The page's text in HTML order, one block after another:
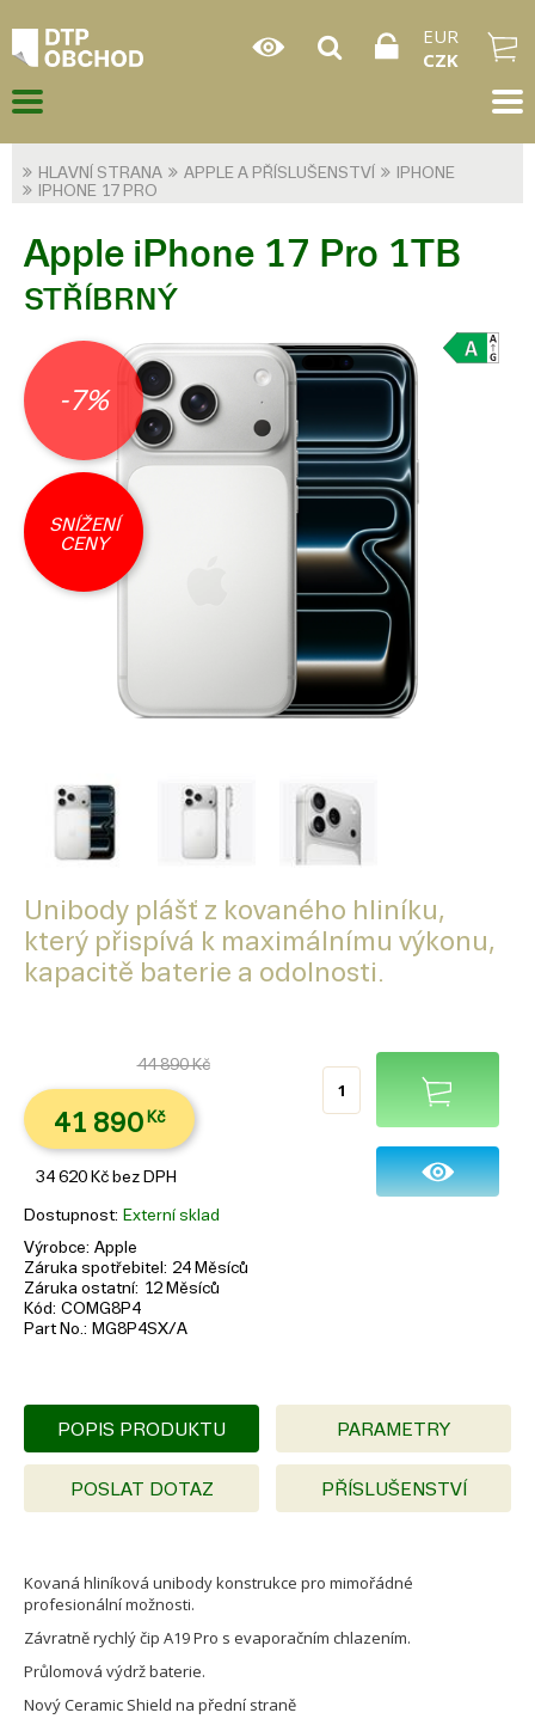
EUR
CZK
HLAVNÍ STRANA APPLE A PŘÍSLUŠENSTVÍ
IPHONE
IPHONE 17 PRO
Apple iPhone 17 Pro 1TB
STŘÍBRNÝ
Unibody plášť z kovaného hliníku,
který přispívá k maximálnímu výkonu,
kapacitě baterie a odolnosti.
-7%
SNÍŽENÍ
CENY
44 890Kč
41 890 Kč
34 620 Kč bez DPH
Dostupnost Externí sklad
Výrobce Apple
Záruka spotřebitel
24 Měsíců
Záruka ostatní 12 Měsíců
Kód COMG8P4
Part No.
MG8P4SX/A
POPIS PRODUKTU PARAMETRY
POSLAT DOTAZ PŘÍSLUŠENSTVÍ
Kovaná hliníková unibody konstrukce pro mimořádné
profesionální možnosti.
Závratně rychlý čip A19 Pro s evaporačním chlazením.
Průlomová výdrž baterie.
Nový Ceramic Shield na přední straně